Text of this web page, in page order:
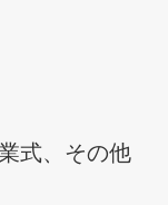
式、その他